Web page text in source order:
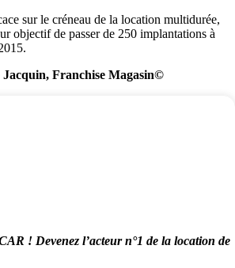
sur le créneau de la location multidurée,
objectif de passer de 250 implantations à
Franchise Magasin©
! Devenez l’acteur n°1 de la location de